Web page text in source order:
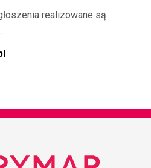
realizowane są